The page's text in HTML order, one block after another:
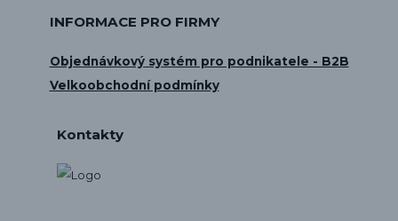
INFORMACE PRO FIRMY
Objednávkový systém pro podnikatele - B2B
Velkoobchodní podmínky
Kontakty